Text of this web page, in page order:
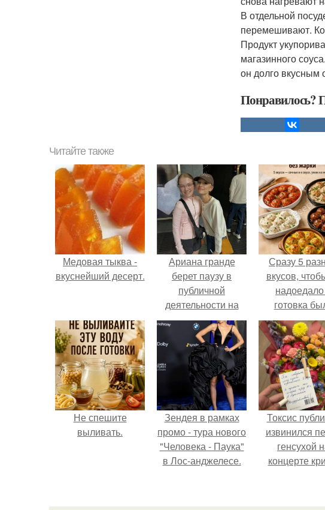
В отдельной
перемешивают.
Продукт
магазинного
он долго вкусным
Понравилось?
Читайте также
Медовая тыква -
вкуснейший десерт.
Ариана гранде
берет паузу в
публичной
деятельности на
фоне слухов о
своем здоровье.
Сразу 5
вкусов,
готовка
проще.
Не спешите
выливать.
Зендея в рамках
промо - тура нового
"Человека - Паука"
в Лос-анджелесе.
Токсис
извинился
генсухой
концерте